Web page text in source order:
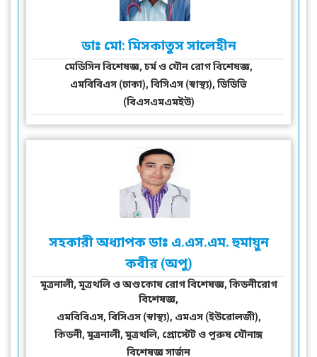
ডাঃ মো: মিসকাতুস সালেহীন
মেডিসিন বিশেষজ্ঞ, চর্ম ও যৌন রোগ বিশেষজ্ঞ,
এমবিবিএস (ঢাকা), বিসিএস (স্বাস্থ্য), ডিডিভি
(বিএসএমএমইউ)
সহকারী অধ্যাপক ডাঃ এ.এস.এম. হুমায়ুন
কবীর (অপু)
মূত্রনালী, মূত্রথলি ও অণ্ডকোষ রোগ বিশেষজ্ঞ, কিডনীরোগ
বিশেষজ্ঞ,
এমবিবিএস, বিসিএস (স্বাস্থ্য), এমএস (ইউরোলজী),
কিডনী, মুত্রনালী, মুত্রথলি, প্রোস্টেট ও পুরুষ যৌনাঙ্গ
বিশেষজ্ঞ সার্জন